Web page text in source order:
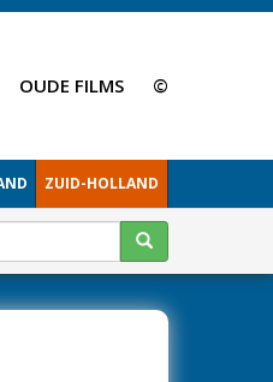
OUDE FILMS ©
ZUID-HOLLAND